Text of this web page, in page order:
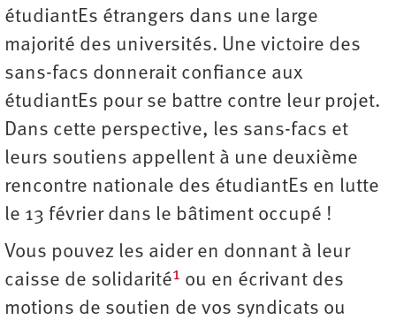
étudiantEs étrangers dans une large
majorité des universités. Une victoire des
sans-facs donnerait confiance aux
étudiantEs pour se battre contre leur projet.
Dans cette perspective, les sans-facs et
leurs soutiens appellent à une deuxième
rencontre nationale des étudiantEs en lutte
le 13 février dans le bâtiment occupé !
Vous pouvez les aider en donnant à leur
caisse de solidarité1 ou en écrivant des
motions de soutien de vos syndicats ou